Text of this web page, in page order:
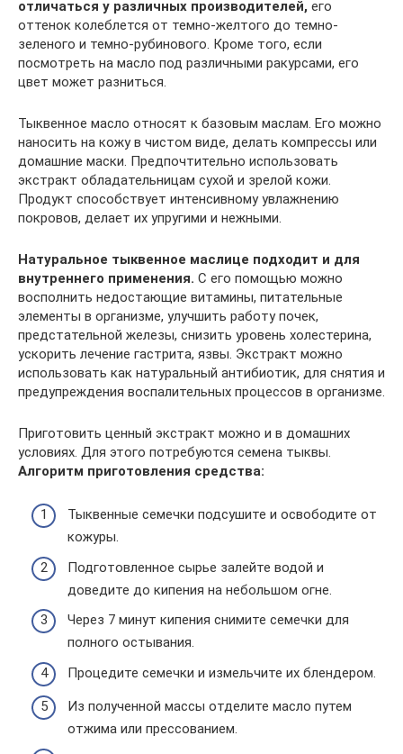
отличаться у различных производителей, его
оттенок колеблется от темно-желтого до темно-
зеленого и темно-рубинового. Кроме того, если
посмотреть на масло под различными ракурсами, его
цвет может разниться.
Тыквенное масло относят к базовым маслам. Его можно
наносить на кожу в чистом виде, делать компрессы или
домашние маски. Предпочтительно использовать
экстракт обладательницам сухой и зрелой кожи.
Продукт способствует интенсивному увлажнению
покровов, делает их упругими и нежными.
Натуральное тыквенное маслице подходит и для
внутреннего применения. С его помощью можно
восполнить недостающие витамины, питательные
элементы в организме, улучшить работу почек,
предстательной железы, снизить уровень холестерина,
ускорить лечение гастрита, язвы. Экстракт можно
использовать как натуральный антибиотик, для снятия и
предупреждения воспалительных процессов в организме.
Приготовить ценный экстракт можно и в домашних
условиях. Для этого потребуются семена тыквы.
Алгоритм приготовления средства:
Тыквенные семечки подсушите и освободите от
кожуры.
Подготовленное сырье залейте водой и
доведите до кипения на небольшом огне.
Через 7 минут кипения снимите семечки для
полного остывания.
Процедите семечки и измельчите их блендером.
Из полученной массы отделите масло путем
отжима или прессованием.